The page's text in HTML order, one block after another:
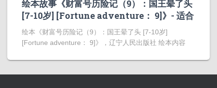
绘本故事《财富号历险记（9）：国王晕了头
[7-10岁] [Fortune adventure： 9]》- 适合
绘本《财富号历险记（9）：国王晕了头 [7-10岁]
[Fortune adventure： 9]》，辽宁人民出版社 绘本内容